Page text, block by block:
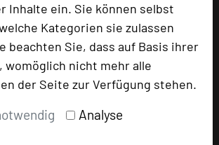
Inhalte ein. Sie können selbst
Kategorien sie zulassen
beachten Sie, dass auf Basis ihrer
womöglich nicht mehr alle
der Seite zur Verfügung stehen.
Analyse
0
hinzufügen